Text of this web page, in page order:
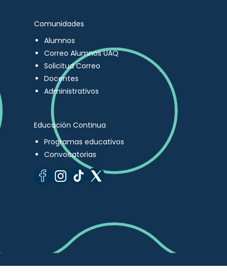
Comunidades
Alumnos
Correo Alumnos UAQ
Solicitud Correo
Docentes
Administrativos
Educación Continua
Programas educativos
Convocatorias